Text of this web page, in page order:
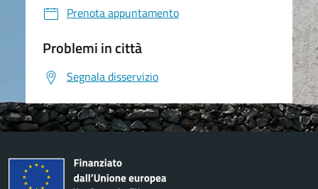
Prenota appuntamento
Problemi in città
Segnala disservizio